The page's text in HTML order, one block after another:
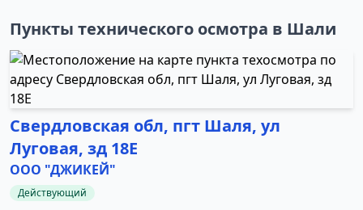
Пункты технического осмотра в Шали
Свердловская обл, пгт Шаля, ул
Луговая, зд 18Е
ООО "ДЖИКЕЙ"
Действующий